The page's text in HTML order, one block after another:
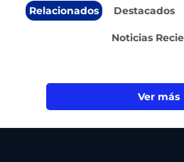
Relacionados Destacados
Noticias
Ver más